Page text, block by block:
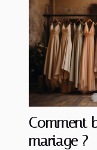
Comment
mariage ?